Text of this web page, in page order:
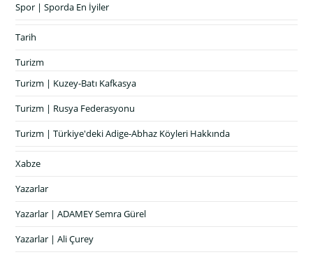
Spor | Sporda En İyiler
Tarih
Turizm
Turizm | Kuzey-Batı Kafkasya
Turizm | Rusya Federasyonu
Turizm | Türkiye'deki Adige-Abhaz Köyleri Hakkında
Xabze
Yazarlar
Yazarlar | ADAMEY Semra Gürel
Yazarlar | Ali Çurey